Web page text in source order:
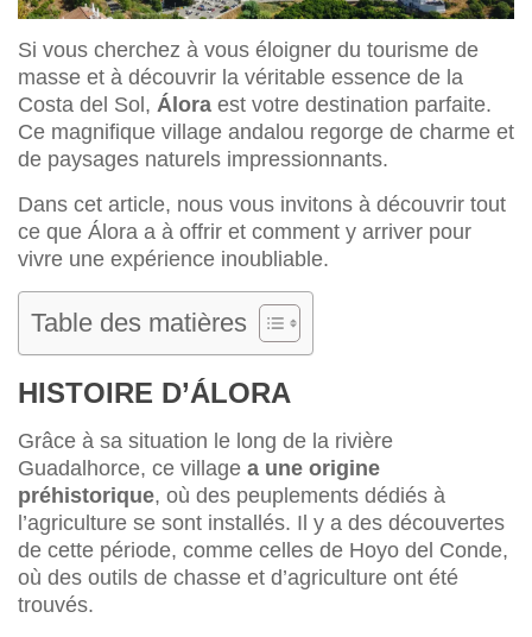
Si vous cherchez à vous éloigner du tourisme de
masse et à découvrir la véritable essence de la
Costa del Sol, Álora est votre destination parfaite.
Ce magnifique village andalou regorge de charme et
de paysages naturels impressionnants.
Dans cet article, nous vous invitons à découvrir tout
ce que Álora a à offrir et comment y arriver pour
vivre une expérience inoubliable.
Table des matières
HISTOIRE D’ÁLORA
Grâce à sa situation le long de la rivière
Guadalhorce, ce village a une origine
préhistorique, où des peuplements dédiés à
l’agriculture se sont installés. Il y a des découvertes
de cette période, comme celles de Hoyo del Conde,
où des outils de chasse et d’agriculture ont été
trouvés.